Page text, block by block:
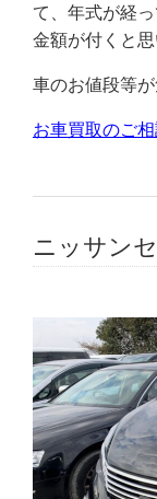
て、年式が経っ
金額が付くと思
車のお値段等
お車買取のご
ニッサン